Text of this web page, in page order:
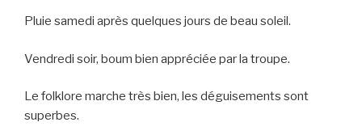
Pluie samedi après quelques jours de beau soleil.
Vendredi soir, boum bien appréciée par la troupe.
Le folklore marche très bien, les déguisements sont
superbes.